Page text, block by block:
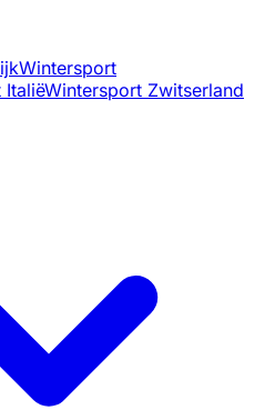
Wintersport
ItaliëWintersport Zwitserland